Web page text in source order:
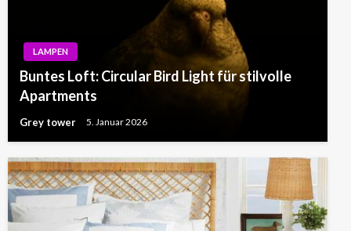
LAMPEN
Buntes Loft: Circular Bird Light für stilvolle
Apartments
Grey tower 5. Januar 2026